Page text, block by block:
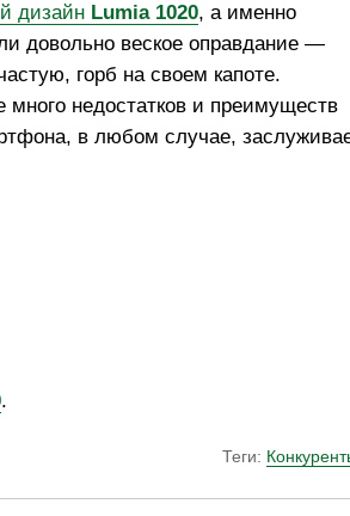
дизайн Lumia 1020, а именно
довольно веское оправдание —
горб на своем капоте.
недостатков и преимуществ
в любом случае,
.
Теги: